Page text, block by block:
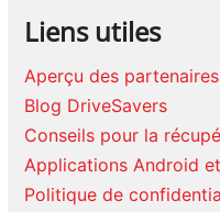
Liens utiles
Aperçu des partenaires
Blog DriveSavers
Conseils pour la
Applications Android
Politique de